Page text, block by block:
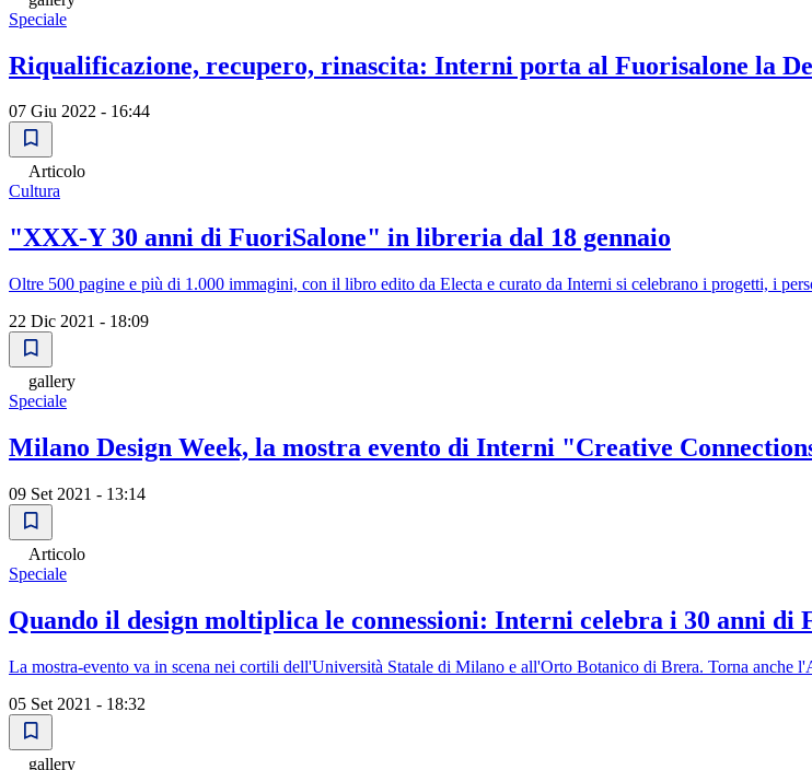
Speciale
Riqualificazione, recupero, rinascita: Interni porta al Fuorisalone la
07 Giu 2022 - 16:44
Articolo
Cultura
"XXX-Y 30 anni di FuoriSalone" in libreria dal 18 gennaio
Oltre 500 pagine e più di 1.000 immagini, con il libro edito da Electa e curato da Interni si celebrano i progetti, i
22 Dic 2021 - 18:09
gallery
Speciale
Milano Design Week, la mostra evento di Interni "Creative
09 Set 2021 - 13:14
Articolo
Speciale
Quando il design moltiplica le connessioni: Interni celebra i 30 anni di
La mostra-evento va in scena nei cortili dell'Università Statale di Milano e all'Orto Botanico di Brera. Torna anche
05 Set 2021 - 18:32
gallery